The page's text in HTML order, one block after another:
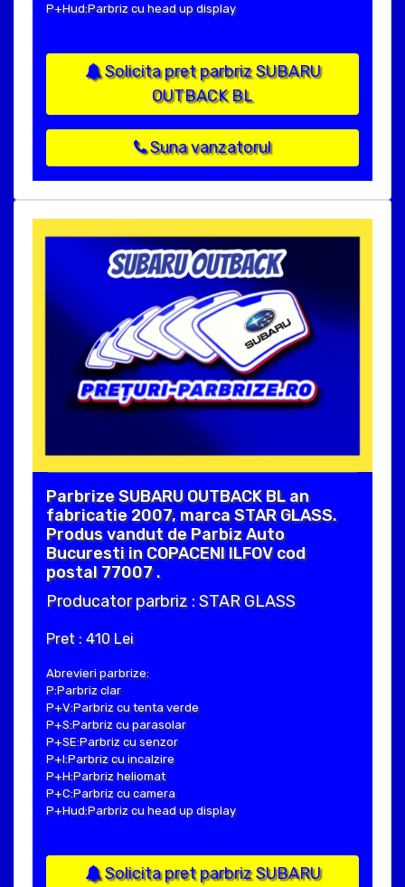
P+Hud:Parbriz cu head up display
Solicita pret parbriz SUBARU
OUTBACK BL
Suna vanzatorul
Parbrize SUBARU OUTBACK BL an
fabricatie 2007, marca STAR GLASS.
Produs vandut de Parbiz Auto
Bucuresti in COPACENI ILFOV cod
postal 77007 .
Producator parbriz : STAR GLASS
Pret : 410 Lei
Abrevieri parbrize:
P:Parbriz clar
P+V:Parbriz cu tenta verde
P+S:Parbriz cu parasolar
P+SE:Parbriz cu senzor
P+I:Parbriz cu incalzire
P+H:Parbriz heliomat
P+C:Parbriz cu camera
P+Hud:Parbriz cu head up display
Solicita pret parbriz SUBARU